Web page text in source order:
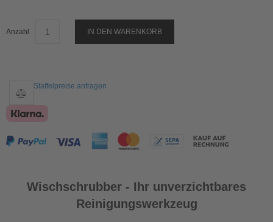
Anzahl IN DEN WARENKORB
Staffelpreise anfragen
Wischschrubber - Ihr unverzichtbares
Reinigungswerkzeug